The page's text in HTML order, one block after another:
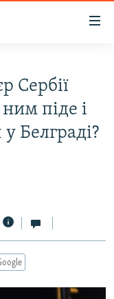
Сербії
ним піде і
Белграді?